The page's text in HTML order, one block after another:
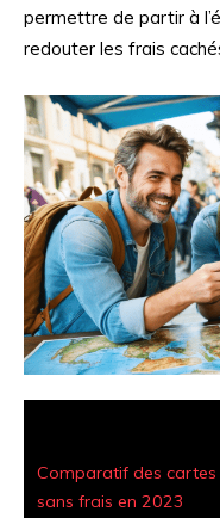
permettre de partir à
redouter les frais
Comparatif des
sans frais en 2023